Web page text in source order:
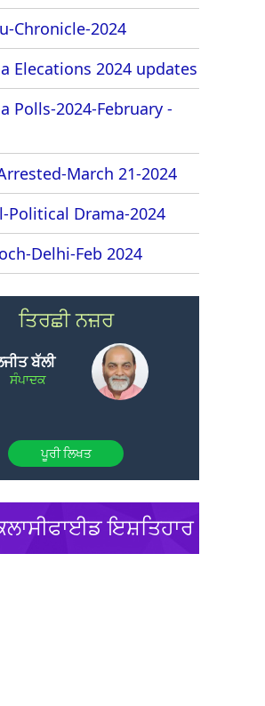
Chronicle-2024
Elecations 2024 updates
Polls-2024-February -
March 21-2024
Political Drama-2024
Delhi-Feb 2024
ਤਿਰਛੀ ਨਜ਼ਰ
ਬੱਲੀ
ਸੰਪਾਦਕ
ਪੂਰੀ ਲਿਖਤ
ਇਸ਼ਤਿਹਾਰ